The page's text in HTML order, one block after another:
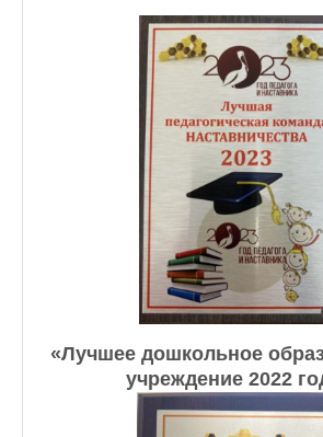
«Лучшее дошкольное
учреждение 2022